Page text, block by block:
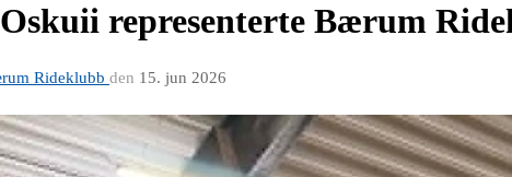
representerte Bærum
Rideklubb den 15. jun 2026